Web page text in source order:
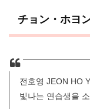
チョン・ホヨ
전호영 JEON HO
빛나는 연습생을